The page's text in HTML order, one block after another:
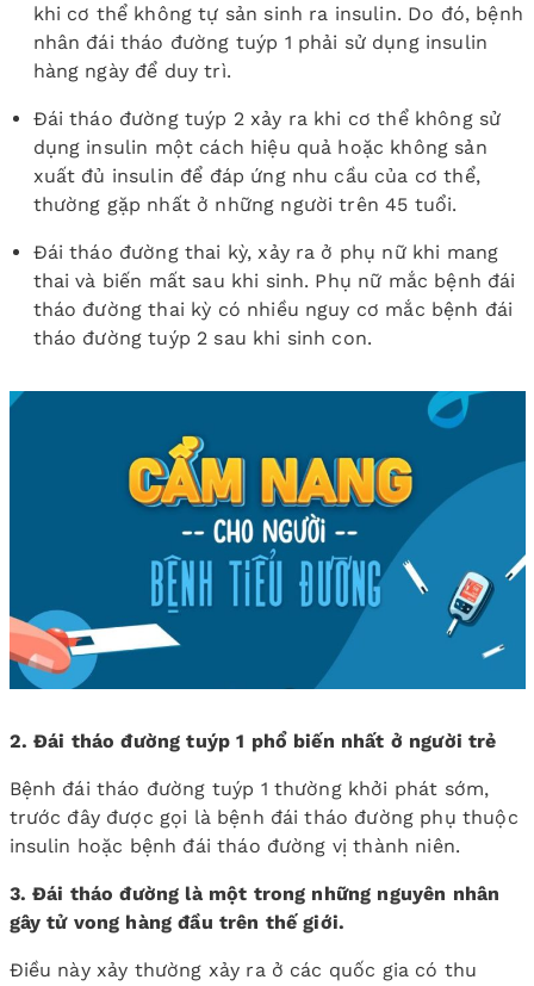
khi cơ thể không tự sản sinh ra insulin. Do đó, bệnh
nhân đái tháo đường tuýp 1 phải sử dụng insulin
hàng ngày để duy trì.
Đái tháo đường tuýp 2 xảy ra khi cơ thể không sử
dụng insulin một cách hiệu quả hoặc không sản
xuất đủ insulin để đáp ứng nhu cầu của cơ thể,
thường gặp nhất ở những người trên 45 tuổi.
Đái tháo đường thai kỳ, xảy ra ở phụ nữ khi mang
thai và biến mất sau khi sinh. Phụ nữ mắc bệnh đái
tháo đường thai kỳ có nhiều nguy cơ mắc bệnh đái
tháo đường tuýp 2 sau khi sinh con.
2. Đái tháo đường tuýp 1 phổ biến nhất ở người trẻ
Bệnh đái tháo đường tuýp 1 thường khởi phát sớm,
trước đây được gọi là bệnh đái tháo đường phụ thuộc
insulin hoặc bệnh đái tháo đường vị thành niên.
3. Đái tháo đường là một trong những nguyên nhân
gây tử vong hàng đầu trên thế giới.
Điều này xảy thường xảy ra ở các quốc gia có thu